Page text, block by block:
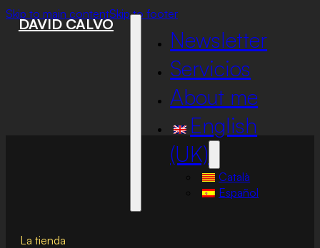
Skip to main contentSkip to footer
DAVID CALVO
Newsletter
Servicios
About me
English
(UK)
Català
Español
La tienda